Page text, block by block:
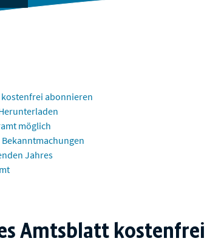
abonnieren
möglich
Jahres
Amtsblatt kostenfrei